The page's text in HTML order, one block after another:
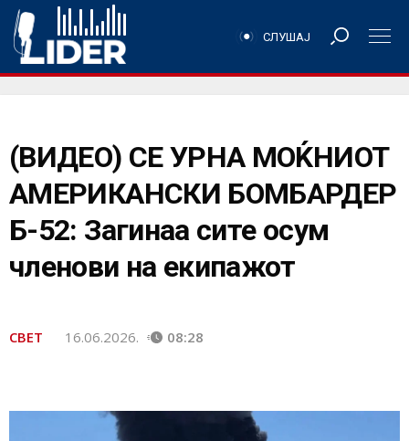
СЛУШАЈ
(ВИДЕО) СЕ УРНА МОЌНИОТ
АМЕРИКАНСКИ БОМБАРДЕР
Б-52: Загинаа сите осум
членови на екипажот
СВЕТ 16.06.2026. 08:28